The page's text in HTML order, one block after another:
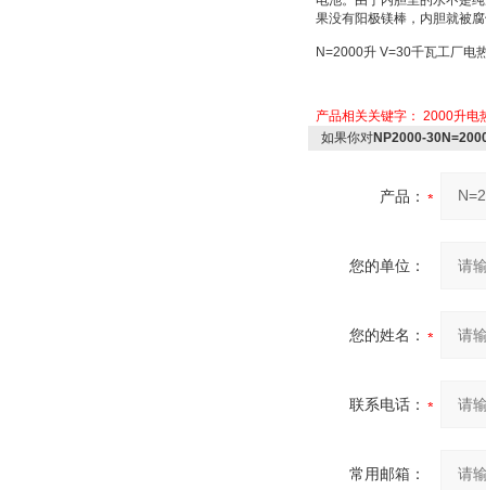
果没有阳极镁棒，内胆就被
N=2000升 V=30千瓦工厂电
产品相关关键字： 2000升电
如果你对NP2000-
产品：
您的单位：
您的姓名：
联系电话：
常用邮箱：